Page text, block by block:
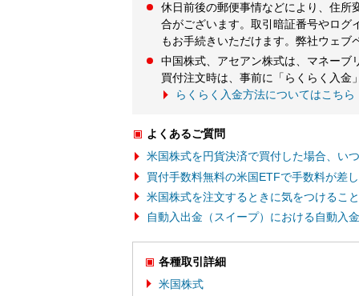
休日前後の郵便事情などにより、住所
合がございます。取引暗証番号やログ
もお手続きいただけます。弊社ウェ
中国株式、アセアン株式は、マネーブ
買付注文時は、事前に「らくらく入金
らくらく入金方法についてはこちら
よくあるご質問
米国株式を円貨決済で買付した場合、い
買付手数料無料の米国ETFで手数料が差
米国株式を注文するときに気をつけるこ
自動入出金（スイープ）における自動入
各種取引詳細
米国株式